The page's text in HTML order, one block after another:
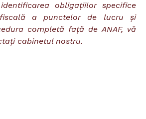
obligațiilor specifice
a punctelor de lucru și
completă față de ANAF, vă
cabinetul nostru.